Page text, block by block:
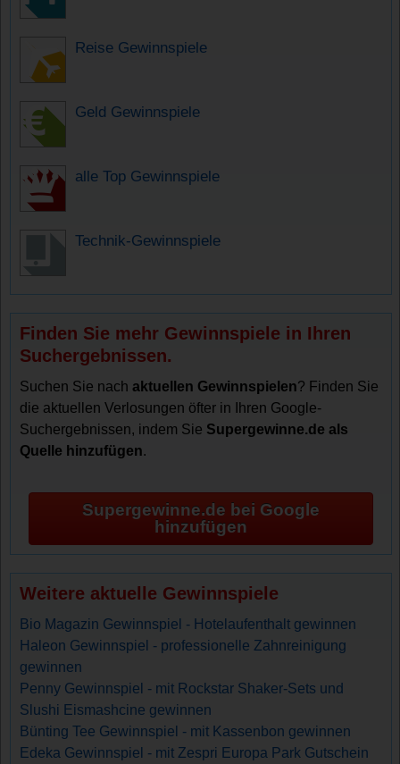
Reise Gewinnspiele
Geld Gewinnspiele
alle Top Gewinnspiele
Technik-Gewinnspiele
Finden Sie mehr Gewinnspiele in Ihren
Suchergebnissen.
Suchen Sie nachaktuellen Gewinnspielen? Finden Sie
die aktuellen Verlosungen öfter in Ihren Google-
Suchergebnissen, indem Sie Supergewinne.de als
Quelle hinzufügen.
Supergewinne.de bei Google
hinzufügen
Weitere aktuelle Gewinnspiele
Bio Magazin Gewinnspiel - Hotelaufenthalt gewinnen
Haleon Gewinnspiel - professionelle Zahnreinigung
gewinnen
Penny Gewinnspiel - mit Rockstar Shaker-Sets und
Slushi Eismashcine gewinnen
Bünting Tee Gewinnspiel - mit Kassenbon gewinnen
Edeka Gewinnspiel - mit Zespri Europa Park Gutschein